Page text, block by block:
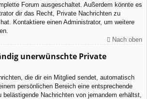
Forum ausgeschaltet. Außerdem könnte es
dir das Recht, Private Nachrichten zu
Kontaktiere einen Administrator, um weitere
Nach oben
unerwünschte Private
die dir ein Mitglied sendet, automatisch
persönlichen Bereich eine entsprechende
belästigende Nachrichten von jemandem erhältst,